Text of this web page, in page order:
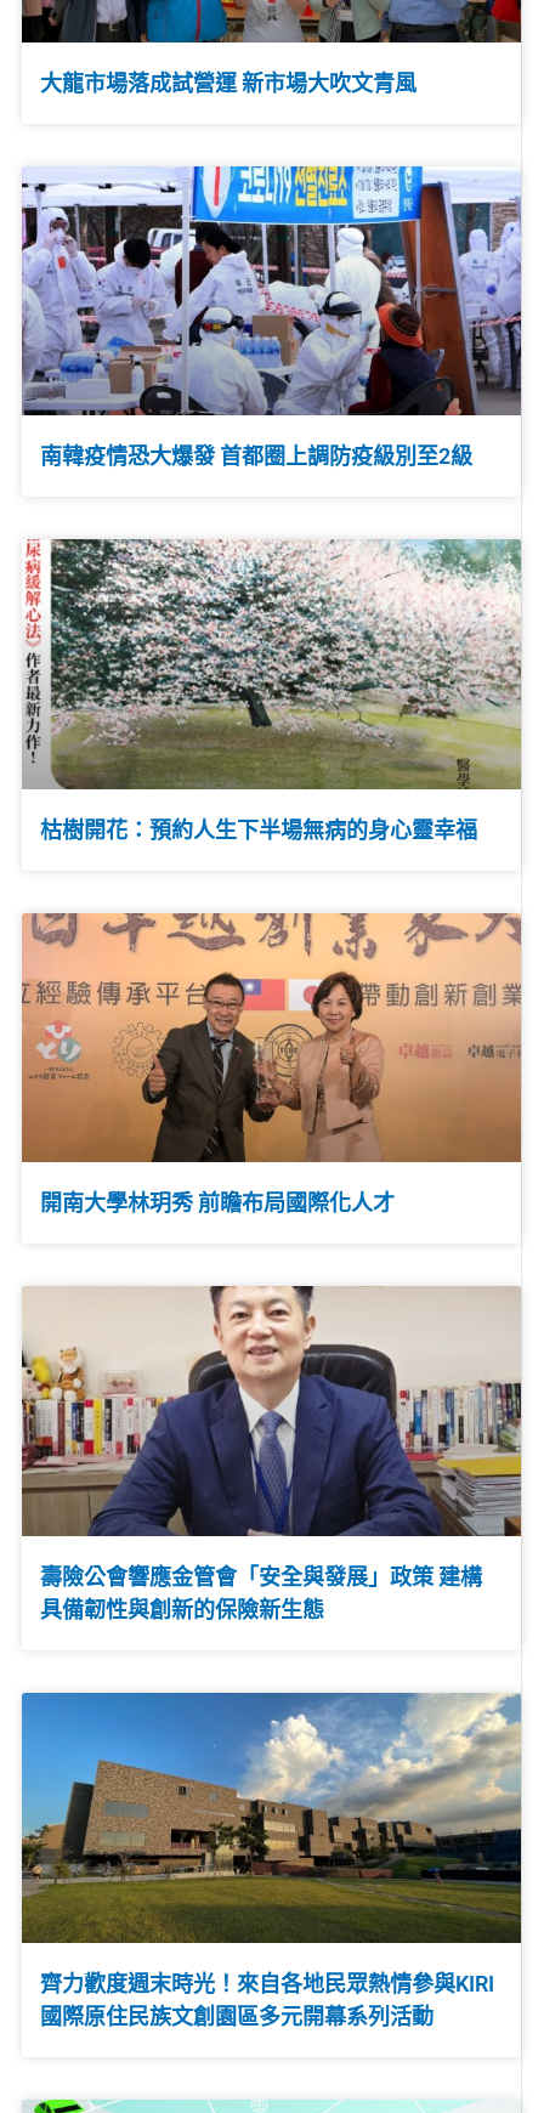
大龍市場落成試營運 新市場大吹文青風
南韓疫情恐大爆發 首都圈上調防疫級別至2級
枯樹開花：預約人生下半場無病的身心靈幸福
開南大學林玥秀 前瞻布局國際化人才
壽險公會響應金管會「安全與發展」政策 建構
具備韌性與創新的保險新生態
齊力歡度週末時光！來自各地民眾熱情參與KIRI
國際原住民族文創園區多元開幕系列活動